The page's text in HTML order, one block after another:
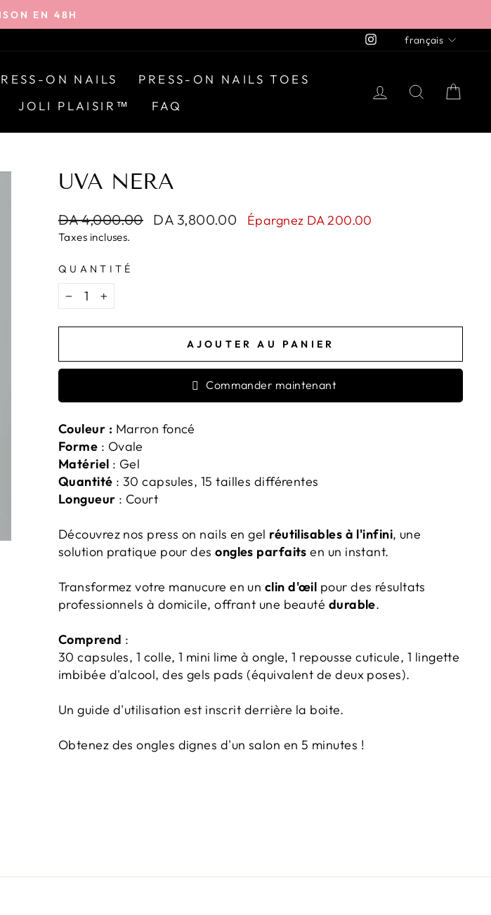
Diaporama
Pause
EN 48H
Instagram
français
ON NAILS
PRESS-ON NAILS TOES
JOLI PLAISIR™ FAQ
SE
UVA NERA
Prix
régulier
DA 4,000.00
Prix
DA 3,800.00 Épargnez DA 200.00
Taxes incluses.
QUANTITÉ
− +
AJOUTER AU PANIER
Commander maintenant
Couleur : Marron foncé
Forme : Ovale
Matériel : Gel
Quantité : 30 capsules, 15 tailles différentes
Longueur : Court
Découvrez nos press on nails en gel réutilisables à l'infini, une
solution pratique pour desongles parfaits en un instant.
Transformez votre manucure en un clin d'œil pour des résultats
professionnels à domicile, offrant une beauté durable.
Comprend :
30 capsules, 1 colle, 1 mini lime à ongle, 1 repousse cuticule, 1 lingette
imbibée d'alcool, des gels pads (équivalent de deux poses).
Un guide d'utilisation est inscrit derrière la boite.
Obtenez des ongles dignes d'un salon en 5 minutes !